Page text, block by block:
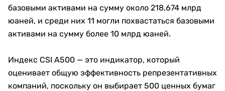
базовыми активами на сумму около 218,674 млрд
юаней, и среди них 11 могли похвастаться базовыми
активами на сумму более 10 млрд юаней.
Индекс CSI A500 — это индикатор, который
оценивает общую эффективность репрезентативных
компаний, поскольку он выбирает 500 ценных бумаг